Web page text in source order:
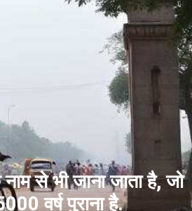
से भी जाना जाता है, जो
वर्ष पुराना है.